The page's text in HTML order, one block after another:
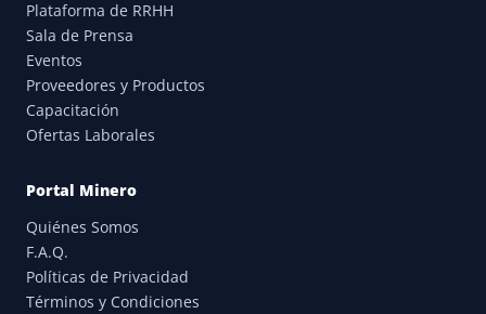
Plataforma de RRHH
Sala de Prensa
Eventos
Proveedores y Productos
Capacitación
Ofertas Laborales
Portal Minero
Quiénes Somos
F.A.Q.
Políticas de Privacidad
Términos y Condiciones